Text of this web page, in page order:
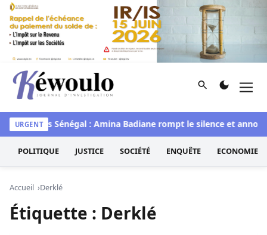
Aller au contenu
Kéwoulo, le premier site d'information et d'investigation
Rechercher
URGENT
Miss Sénégal : Amina Badiane rompt le silence et
POLITIQUE JUSTICE SOCIÉTÉ ENQUÊTE ECONOMIE
Accueil Derklé
Étiquette : Derklé